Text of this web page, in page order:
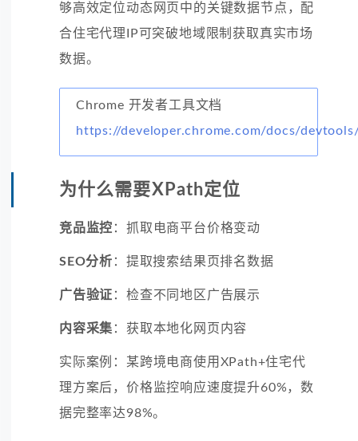
够高效定位动态网页中的关键数据节点，配
合住宅代理IP可突破地域限制获取真实市场
数据。
Chrome 开发者工具文档
https://developer.chrome.com/docs/
为什么需要XPath定位
竞品监控 ：抓取电商平台价格变动
SEO分析 ：提取搜索结果页排名数据
广告验证 ：检查不同地区广告展示
内容采集 ：获取本地化网页内容
实际案例：某跨境电商使用XPath+住宅代
理方案后，价格监控响应速度提升60%，数
据完整率达98%。